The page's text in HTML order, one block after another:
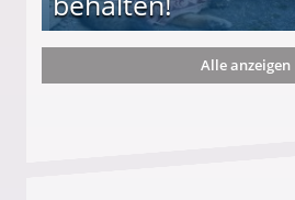
darf Geld behalten!
Alle anzeigen